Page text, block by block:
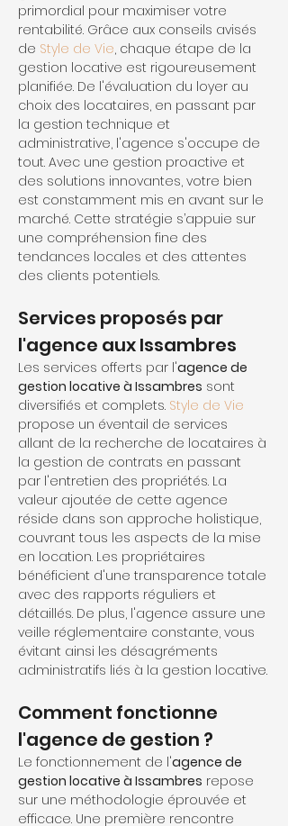
primordial pour maximiser votre
rentabilité. Grâce aux conseils avisés
de Style de Vie, chaque étape de la
gestion locative est rigoureusement
planifiée. De l'évaluation du loyer au
choix des locataires, en passant par
la gestion technique et
administrative, l'agence s'occupe de
tout. Avec une gestion proactive et
des solutions innovantes, votre bien
est constamment mis en avant sur le
marché. Cette stratégie s’appuie sur
une compréhension fine des
tendances locales et des attentes
des clients potentiels.
Services proposés par
l'agence aux Issambres
Les services offerts par l'agence de
gestion locative à Issambres sont
diversifiés et complets. Style de Vie
propose un éventail de services
allant de la recherche de locataires à
la gestion de contrats en passant
par l'entretien des propriétés. La
valeur ajoutée de cette agence
réside dans son approche holistique,
couvrant tous les aspects de la mise
en location. Les propriétaires
bénéficient d'une transparence totale
avec des rapports réguliers et
détaillés. De plus, l'agence assure une
veille réglementaire constante, vous
évitant ainsi les désagréments
administratifs liés à la gestion locative.
Comment fonctionne
l'agence de gestion ?
Le fonctionnement de l'agence de
gestion locative à Issambres repose
sur une méthodologie éprouvée et
efficace. Une première rencontre